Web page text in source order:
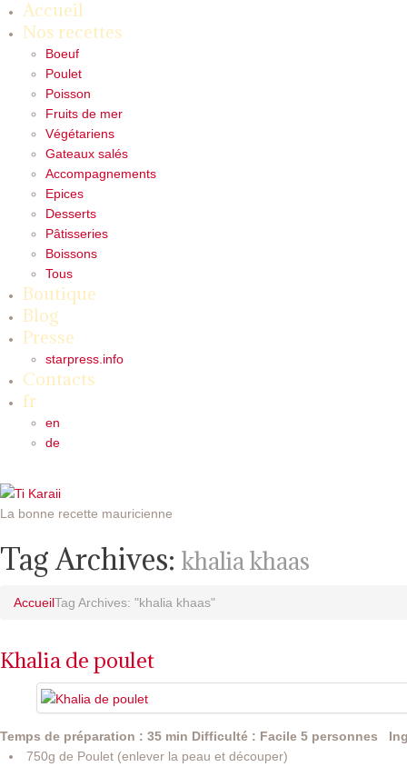
Accueil
Nos recettes
Boeuf
Poulet
Poisson
Fruits de mer
Végétariens
Gateaux salés
Accompagnements
Epices
Desserts
Pâtisseries
Boissons
Tous
Boutique
Blog
Presse
starpress.info
Contacts
fr
en
de
La bonne recette mauricienne
Tag Archives: khalia khaas
AccueilTag Archives: "khalia khaas"
Khalia de poulet
Temps de préparation : 35 min Difficulté : Facile 5 personnes
750g de Poulet (enlever la peau et découper)